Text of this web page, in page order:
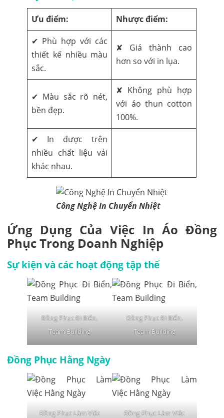
Ưu điểm:
Nhược điểm:
✔ Phù hợp với các
thiết kế nhiều màu
sắc.
✘ Giá thành cao
hơn so với in lụa.
✔ Màu sắc rõ nét,
bền đẹp.
✘ Không phù hợp
với áo thun cotton
100%.
✔ In được trên
nhiều chất liệu vải
khác nhau.
Công Nghệ In Chuyển Nhiệt
Ứng Dụng Của Việc In Áo Đồng
Phục Trong Doanh Nghiệp
Sự kiện và các hoạt động tập thể
Đồng Phục Đi Biển,
Team Building
Đồng Phục Đi Biển,
Team Building
Đồng Phục Hằng Ngày
Đồng Phục Làm Việc
Đồng Phục Làm Việc